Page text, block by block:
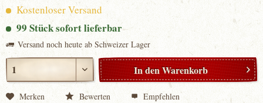
Kostenloser Versand
99 Stück sofort lieferbar
Versand noch heute ab Schweizer Lager
In denWarenkorb
Merken Bewerten Empfehlen